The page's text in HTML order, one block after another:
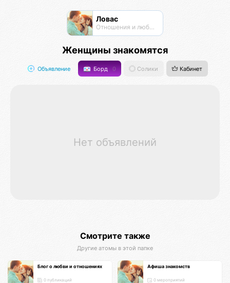
Ловас
Отношения и любовь
Женщины знакомятся
Объявление Борд 0 Солики Кабинет
Нет объявлений
Смотрите также
Другие атомы в этой папке
Блог о любви и отношениях
0 публикаций
Афиша знакомств
0 мероприятий